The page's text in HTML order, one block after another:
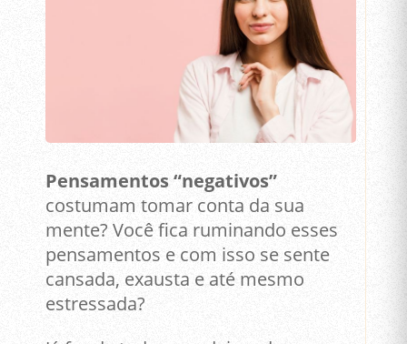
Pensamentos “negativos”
costumam tomar conta da sua
mente? Você fica ruminando esses
pensamentos e com isso se sente
cansada, exausta e até mesmo
estressada?